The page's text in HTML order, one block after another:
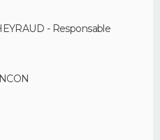
- Responsable